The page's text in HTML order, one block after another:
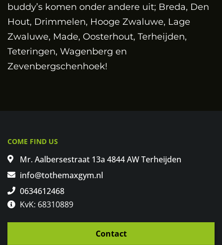
buddy’s komen onder andere uit; Breda, Den
Hout, Drimmelen, Hooge Zwaluwe, Lage
Zwaluwe, Made, Oosterhout, Terheijden,
Teteringen, Wagenberg en
Zevenbergschenhoek!
COME FIND US
Mr. Aalbersestraat 13a 4844 AW Terheijden
info@tothemaxgym.nl
0634612468
KvK: 68310889
Contact